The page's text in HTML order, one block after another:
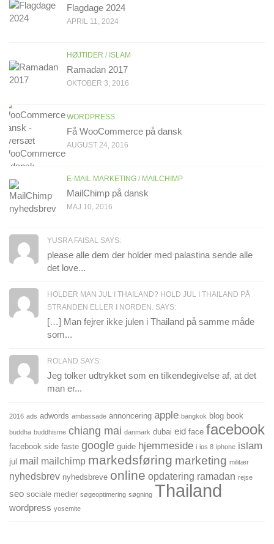
Flagdage 2024
APRIL 11, 2024
HØJTIDER / ISLAM
Ramadan 2017
OKTOBER 3, 2016
WORDPRESS
Få WooCommerce på dansk
AUGUST 24, 2016
E-MAIL MARKETING / MAILCHIMP
MailChimp på dansk
MAJ 10, 2016
YUSRA FAISAL SAYS:
please alle dem der holder med palastina sende alle
det love...
HOLDER MAN JUL I THAILAND? HOLD JUL I THAILAND PÅ
STRANDEN ELLER I NORDEN. SAYS:
[…] Man fejrer ikke julen i Thailand på samme måde
som...
ROLAND SAYS:
Jeg tolker udtrykket som en tilkendegivelse af, at det
man er...
2016 ads adwords ambassade annoncering apple bangkok blog book
buddha buddhisme chiang mai danmark dubai eid face facebook
facebook side faste google guide hjemmeside i ios 8 iphone islam
jul mail mailchimp markedsføring marketing militær
nyhedsbrev nyhedsbreve online opdatering ramadan rejse
seo sociale medier søgeoptimering søgning Thailand
wordpress yosemite